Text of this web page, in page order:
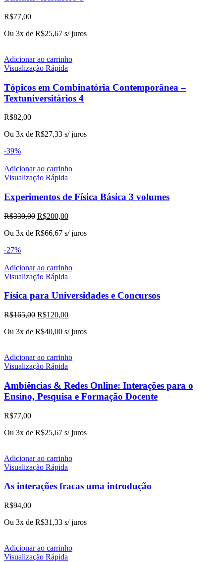
R$77,00
Ou 3x de R$25,67 s/ juros
Adicionar ao carrinho
Visualização Rápida
Tópicos em Combinatória Contemporânea –
Textuniversitários 4
R$82,00
Ou 3x de R$27,33 s/ juros
-39%
Adicionar ao carrinho
Visualização Rápida
Experimentos de Física Básica 3 volumes
R$330,00 O
original
R$200,00O
atual
Ou 3x de R$66,67 s/ juros
-27%
Adicionar ao carrinho
Visualização Rápida
Física para Universidades e Concursos
R$165,00 O
original
R$120,00O
atual
Ou 3x de R$40,00 s/ juros
Adicionar ao carrinho
Visualização Rápida
Ambiências & Redes Online: Interações para o
Ensino, Pesquisa e Formação Docente
R$77,00
Ou 3x de R$25,67 s/ juros
Adicionar ao carrinho
Visualização Rápida
As interações fracas uma introdução
R$94,00
Ou 3x de R$31,33 s/ juros
Adicionar ao carrinho
Visualização Rápida